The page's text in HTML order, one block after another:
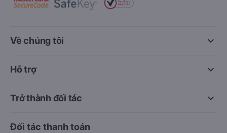
keyboard_arrow_down
Về chúng tôi
keyboard_arrow_down
Hỗ trợ
keyboard_arrow_down
Trở thành đối tác
Đối tác thanh toán